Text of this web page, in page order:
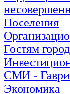
Поселения
Гостям
СМИ -
Экономика